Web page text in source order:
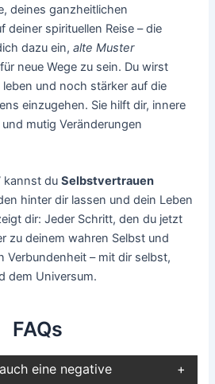
deines ganzheitlichen
deiner spirituellen Reise – die
dazu ein,alte Muster
neue Wege zu sein. Du wirst
und noch stärker auf die
einzugehen. Sie hilft dir, innere
mutig Veränderungen
kannst duSelbstvertrauen
hinter dir lassen und dein Leben
dir: Jeder Schritt, den du jetzt
zu deinem wahren Selbst und
Verbundenheit – mit dir selbst,
dem Universum.
FAQs
eine negative